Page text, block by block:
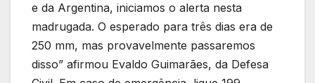
e da Argentina, iniciamos o alerta nesta
madrugada. O esperado para três dias era de
250 mm, mas provavelmente passaremos
disso” afirmou Evaldo Guimarães, da Defesa